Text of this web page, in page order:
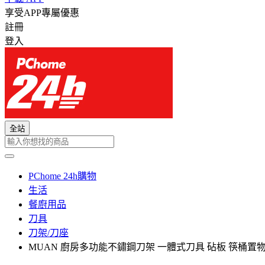
享受APP專屬優惠
註冊
登入
全站
PChome 24h購物
生活
餐廚用品
刀具
刀架/刀座
MUAN 廚房多功能不鏽鋼刀架 一體式刀具 砧板 筷桶置